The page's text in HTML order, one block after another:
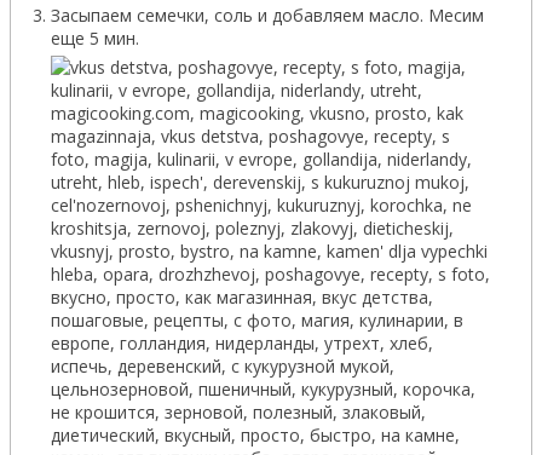
Засыпаем семечки, соль и добавляем масло. Месим
еще 5 мин.